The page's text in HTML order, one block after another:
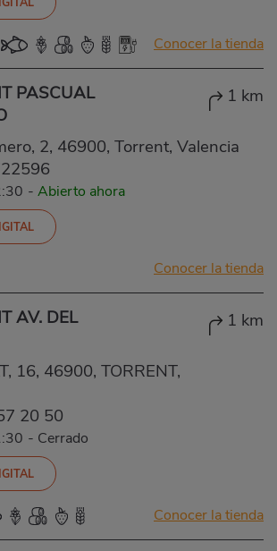
Conocer la tienda
PASCUAL
1 km
2, 46900, Torrent, Valencia
- Abierto ahora
Conocer la tienda
AV. DEL
1 km
16, 46900, TORRENT,
20 50
- Cerrado
Conocer la tienda